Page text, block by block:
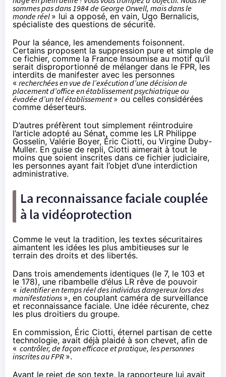
sommes pas dans 1984 de George Orwell, mais dans le
monde réel » lui a opposé, en vain, Ugo Bernalicis,
spécialiste des questions de sécurité.
Pour la séance, les amendements foisonnent.
Certains proposent la suppression pure et simple de
ce fichier, comme la France Insoumise au motif qu’il
serait disproportionné de mélanger dans le FPR, les
interdits de manifester avec les personnes
« recherchées en vue de l’exécution d’une décision de
placement d’office en établissement psychiatrique ou
évadée d’un tel établissement» ou celles considérées
comme déserteurs.
D’autres préfèrent tout simplement réintroduire
l’article adopté au Sénat, comme les LR Philippe
Gosselin, Valérie Boyer, Éric Ciotti, ou Virgine Duby-
Muller. En guise de repli, Ciotti aimerait à tout le
moins que soient inscrites dans ce fichier judiciaire,
les personnes ayant fait l’objet d’une interdiction
administrative.
La reconnaissance faciale couplée
à la vidéoprotection
Comme le veut la tradition, les textes sécuritaires
aimantent les idées les plus ambitieuses sur le
terrain des droits et des libertés.
Dans trois amendements identiques (le 7, le 103 et
le 178), une ribambelle d’élus LR rêve de pouvoir
« identifier en temps réel des individus dangereux lors des
manifestations », en couplant caméra de surveillance
et reconnaissance faciale. Une idée récurente, chez
les plus droitiers du groupe.
En commission, Éric Ciotti, éternel partisan de cette
technologie, avait déjà plaidé à son chevet, afin de
« contrôler, de façon efficace et pratique, les personnes
inscrites au FPR ».
Avant le rejet de son texte, la rapporteure lui avait